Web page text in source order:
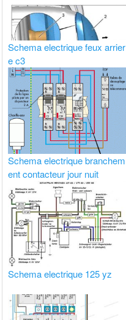
Schema electrique feux arrier
e c3
Schema electrique branchem
ent contacteur jour nuit
Schema electrique 125 yz